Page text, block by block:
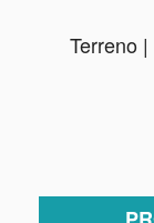
Terreno